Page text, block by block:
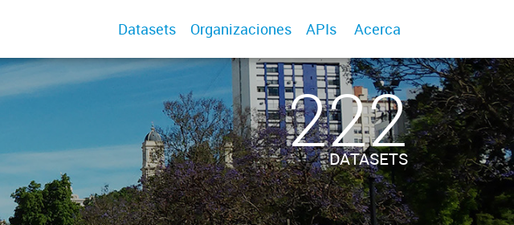
Datasets Organizaciones APIs Acerca
222
DATASETS